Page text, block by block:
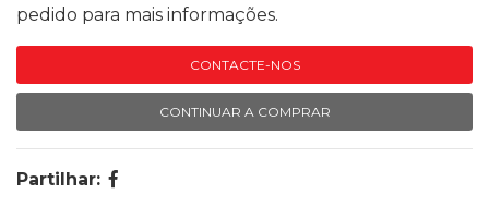
pedido para mais informações.
CONTACTE-NOS
CONTINUAR A COMPRAR
Partilhar: